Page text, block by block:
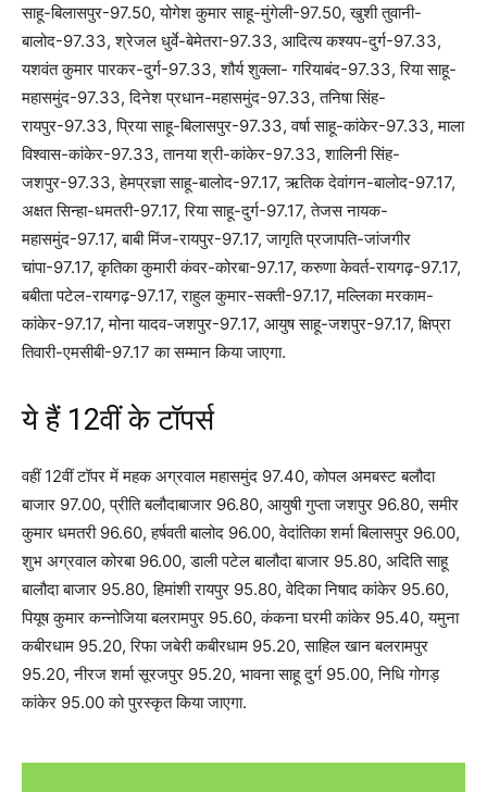
साहू-बिलासपुर-97.50, योगेश कुमार साहू-मुंगेली-97.50, खुशी तुवानी-
बालोद-97.33, श्रेजल धुर्वे-बेमेतरा-97.33, आदित्य कश्यप-दुर्ग-97.33,
यशवंत कुमार पारकर-दुर्ग-97.33, शौर्य शुक्ला- गरियाबंद-97.33, रिया साहू-
महासमुंद-97.33, दिनेश प्रधान-महासमुंद-97.33, तनिषा सिंह-
रायपुर-97.33, प्रिया साहू-बिलासपुर-97.33, वर्षा साहू-कांकेर-97.33, माला
विश्वास-कांकेर-97.33, तानया श्री-कांकेर-97.33, शालिनी सिंह-
जशपुर-97.33, हेमप्रज्ञा साहू-बालोद-97.17, ऋतिक देवांगन-बालोद-97.17,
अक्षत सिन्हा-धमतरी-97.17, रिया साहू-दुर्ग-97.17, तेजस नायक-
महासमुंद-97.17, बाबी मिंज-रायपुर-97.17, जागृति प्रजापति-जांजगीर
चांपा-97.17, कृतिका कुमारी कंवर-कोरबा-97.17, करुणा केवर्त-रायगढ़-97.17,
बबीता पटेल-रायगढ़-97.17, राहुल कुमार-सक्ती-97.17, मल्लिका मरकाम-
कांकेर-97.17, मोना यादव-जशपुर-97.17, आयुष साहू-जशपुर-97.17, क्षिप्रा
तिवारी-एमसीबी-97.17 का सम्मान किया जाएगा.
ये हैं 12वीं के टॉपर्स
वहीं 12वीं टॉपर में महक अग्रवाल महासमुंद 97.40, कोपल अमबस्ट बलौदा
बाजार 97.00, प्रीति बलौदाबाजार 96.80, आयुषी गुप्ता जशपुर 96.80, समीर
कुमार धमतरी 96.60, हर्षवती बालोद 96.00, वेदांतिका शर्मा बिलासपुर 96.00,
शुभ अग्रवाल कोरबा 96.00, डाली पटेल बालौदा बाजार 95.80, अदिति साहू
बालौदा बाजार 95.80, हिमांशी रायपुर 95.80, वेदिका निषाद कांकेर 95.60,
पियूष कुमार कन्नोजिया बलरामपुर 95.60, कंकना घरमी कांकेर 95.40, यमुना
कबीरधाम 95.20, रिफा जबेरी कबीरधाम 95.20, साहिल खान बलरामपुर
95.20, नीरज शर्मा सूरजपुर 95.20, भावना साहू दुर्ग 95.00, निधि गोगड़
कांकेर 95.00 को पुरस्कृत किया जाएगा.